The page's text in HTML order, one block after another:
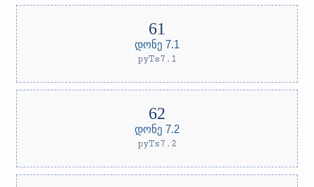
დონე 7.1
pyTs7.1
დონე 7.2
pyTs7.2